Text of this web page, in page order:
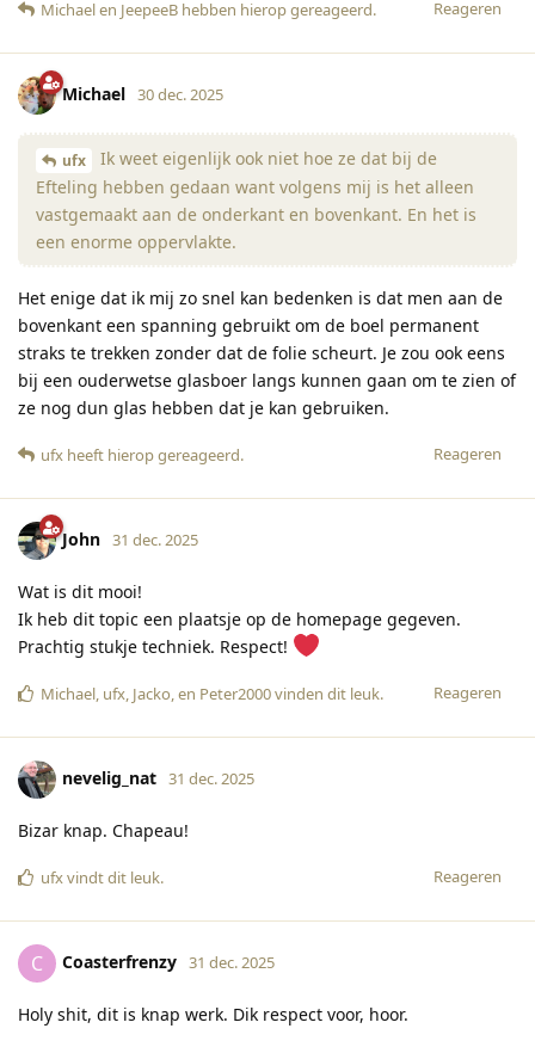
Reageren
Michaelen JeepeeB hebben hierop gereageerd.
Michael 30 dec. 2025
ufx
Ik weet eigenlijk ook niet hoe ze dat bij de
Efteling hebben gedaan want volgens mij is het alleen
vastgemaakt aan de onderkant en bovenkant. En het is
een enorme oppervlakte.
Het enige dat ik mij zo snel kan bedenken is dat men aan de
bovenkant een spanning gebruikt om de boel permanent
straks te trekken zonder dat de folie scheurt. Je zou ook eens
bij een ouderwetse glasboer langs kunnen gaan om te zien of
ze nog dun glas hebben dat je kan gebruiken.
Reageren
ufx heeft hierop gereageerd.
John 31 dec. 2025
Wat is dit mooi!
Ik heb dit topic een plaatsje op de homepage gegeven.
Prachtig stukje techniek. Respect!
Reageren
Michael, ufx, Jacko, en Peter2000vinden dit leuk.
nevelig_nat 31 dec. 2025
Bizar knap. Chapeau!
Reageren
ufxvindt dit leuk.
C Coasterfrenzy 31 dec. 2025
Holy shit, dit is knap werk. Dik respect voor, hoor.